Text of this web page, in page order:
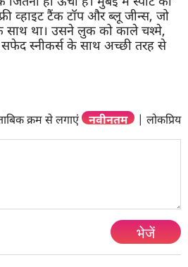
व्हाइट टैंक टॉप और ब्लू जीन्स, जो
साथ था। उसने लुक को काले चश्मे,
स्नीकर्स के साथ अच्छी तरह से
क्रम से लगाएं नवीनतम | लोकप्रिय
भेजें